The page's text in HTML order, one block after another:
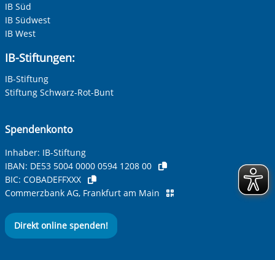
IB Süd
IB Südwest
IB West
IB-Stiftungen:
IB-Stiftung
Stiftung Schwarz-Rot-Bunt
Spendenkonto
Inhaber: IB-Stiftung
IBAN: DE53 5004 0000 0594 1208 00
BIC: COBADEFFXXX
Commerzbank AG, Frankfurt am Main
Direkt online spenden!